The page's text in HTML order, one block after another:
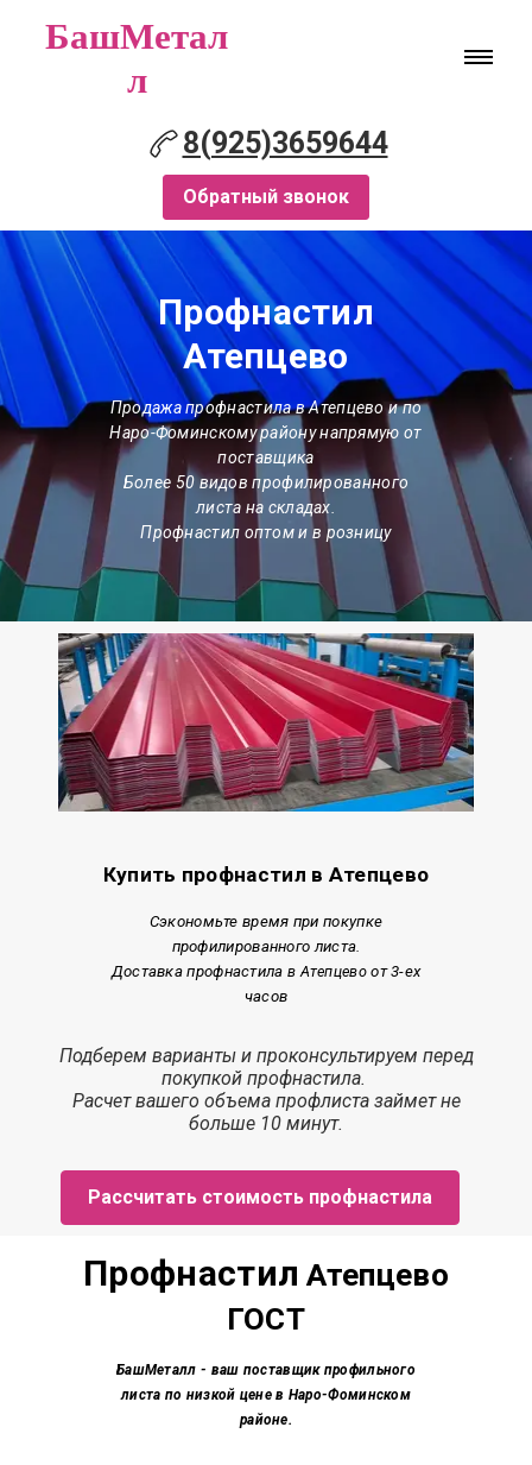
БашМетал
л
8(925)3659644
Обратный звонок
Профнастил
Атепцево
Продажа профнастилав Атепцевои по
Наро-Фоминскому району напрямую от
поставщика
Более 50 видов профилированного
листа на складах.
Профнастил оптом и в розницу
Купить профнастил в Атепцево
Сэкономьте время при покупке
профилированного листа.
Доставка профнастила в Атепцевоот 3-ех
часов
Подберем варианты и проконсультируем перед
покупкой профнастила.
Расчет вашего объема профлиста займетне
больше 10 минут.
Рассчитать стоимость профнастила
Профнастил Атепцево
ГОСТ
БашМеталл - ваш поставщик профильного
листа по низкой цене в Наро-Фоминском
районе.